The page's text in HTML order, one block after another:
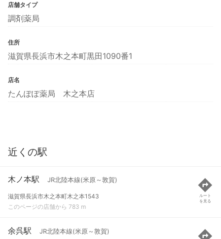
店舗タイプ
調剤薬局
住所
滋賀県長浜市木之本町黒田1090番1
店名
たんぽぽ薬局 木之本店
近くの駅
木ノ本駅 JR北陸本線(米原～敦賀)
滋賀県長浜市木之本町木之本1543
このページの店舗から 783 m
ルート
を見る
余呉駅 JR北陸本線(米原～敦賀)